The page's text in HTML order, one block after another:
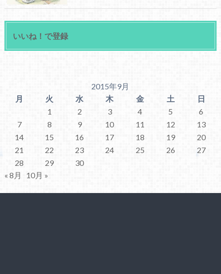
いいね！で登録
2015年9月
月
火 水 木 金 土
日
1
2 3 4 5
6
7
8 9 10 11 12
13
14
15 16 17 18 19
20
21
22 23 24 25 26
27
28
29
30
« 8月
10月 »